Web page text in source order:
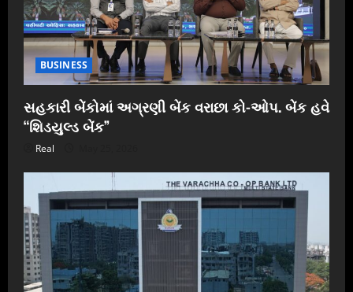
BUSINESS
સહકારી બેંકોમાં અગ્રણી બેંક વરાછા કો-ઓપ. બેંક હવે
“શિડયુલ્ડ બેંક”
Real